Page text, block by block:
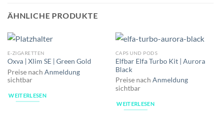
ÄHNLICHE PRODUKTE
E-ZIGARETTEN
Oxva | Xlim SE | Green Gold
Preise nach Anmeldung
sichtbar
WEITERLESEN
CAPS UND PODS
Elfbar Elfa Turbo Kit | Aurora
Black
Preise nach Anmeldung
sichtbar
WEITERLESEN